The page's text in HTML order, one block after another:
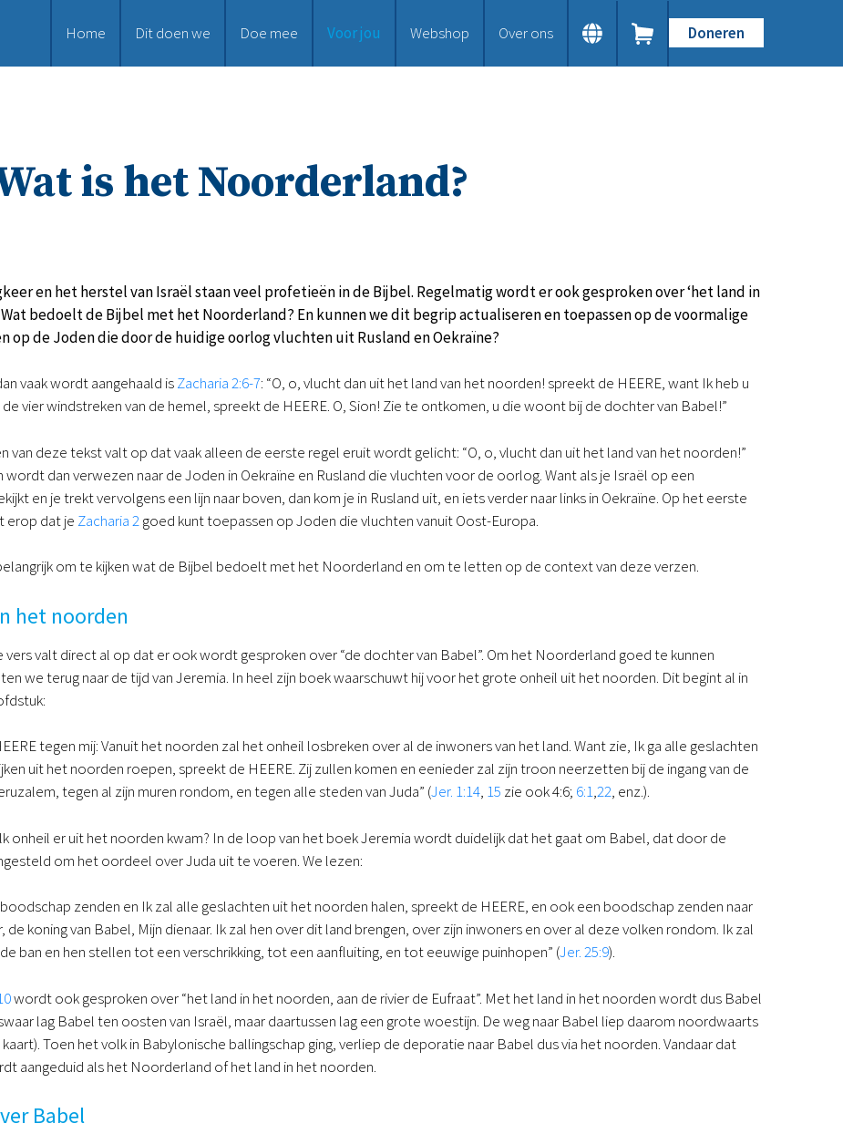
Home Dit doen we Doe mee Voor jou Webshop Over ons Doneren
is het Noorderland?
en het herstel van Israël staan veel profetieën in de Bijbel. Regelmatig wordt er ook gesproken over ‘het land in
Wat bedoelt de Bijbel met het Noorderland? En kunnen we dit begrip actualiseren en toepassen op de voormalige
op de Joden die door de huidige oorlog vluchten uit Rusland en Oekraïne?
vaak wordt aangehaald isZacharia 2:6-7: “O, o, vlucht dan uit het land van het noorden! spreekt de HEERE, want Ik heb u
vier windstreken van de hemel, spreekt de HEERE. O, Sion! Zie te ontkomen, u die woont bij de dochter van Babel!”
van deze tekst valt op dat vaak alleen de eerste regel eruit wordt gelicht: “O, o, vlucht dan uit het land van het noorden!”
wordt dan verwezen naar de Joden in Oekraïne en Rusland die vluchten voor de oorlog. Want als je Israël op een
en je trekt vervolgens een lijn naar boven, dan kom je in Rusland uit, en iets verder naar links in Oekraïne. Op het eerste
erop dat je Zacharia 2goed kunt toepassen op Joden die vluchten vanuit Oost-Europa.
om te kijken wat de Bijbel bedoelt met het Noorderland en om te letten op de context van deze verzen.
het noorden
vers valt direct al op dat er ook wordt gesproken over “de dochter van Babel”. Om het Noorderland goed te kunnen
we terug naar de tijd van Jeremia. In heel zijn boek waarschuwt hij voor het grote onheil uit het noorden. Dit begint al in
tegen mij: Vanuit het noorden zal het onheil losbreken over al de inwoners van het land. Want zie, Ik ga alle geslachten
uit het noorden roepen, spreekt de HEERE. Zij zullen komen en eenieder zal zijn troon neerzetten bij de ingang van de
tegen al zijn muren rondom, en tegen alle steden van Juda” (Jer. 1:14, 15 zie ook 4:6; 6:1,22, enz.).
onheil er uit het noorden kwam? In de loop van het boek Jeremia wordt duidelijk dat het gaat om Babel, dat door de
om het oordeel over Juda uit te voeren. We lezen:
boodschap zenden en Ik zal alle geslachten uit het noorden halen, spreekt de HEERE, en ook een boodschap zenden naar
de koning van Babel, Mijn dienaar. Ik zal hen over dit land brengen, over zijn inwoners en over al deze volken rondom. Ik zal
ban en hen stellen tot een verschrikking, tot een aanfluiting, en tot eeuwige puinhopen” (Jer. 25:9).
wordt ook gesproken over “het land in het noorden, aan de rivier de Eufraat”. Met het land in het noorden wordt dus Babel
lag Babel ten oosten van Israël, maar daartussen lag een grote woestijn. De weg naar Babel liep daarom noordwaarts
Toen het volk in Babylonische ballingschap ging, verliep de deporatie naar Babel dus via het noorden. Vandaar dat
aangeduid als het Noorderland of het land in het noorden.
Babel
Doneer
Bid mee
Voor jou
Kennisbank
Magazine
Digitale nieuwsbrief
Agenda
Het Studiehuis (cursus)
Geschiedenis
Actueel
Contact
Doneren